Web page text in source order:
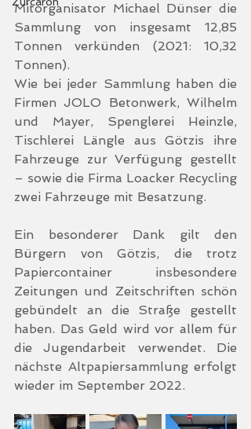
Mitorganisator Michael Dünser die
Sammlung von insgesamt 12,85
Tonnen verkünden (2021: 10,32
Tonnen).
Wie bei jeder Sammlung haben die
Firmen JOLO Betonwerk, Wilhelm
und Mayer, Spenglerei Heinzle,
Tischlerei Längle aus Götzis ihre
Fahrzeuge zur Verfügung gestellt
– sowie die Firma Loacker Recycling
zwei Fahrzeuge mit Besatzung.
Ein besonderer Dank gilt den
Bürgern von Götzis, die trotz
Papiercontainer insbesondere
Zeitungen und Zeitschriften schön
gebündelt an die Straße gestellt
haben. Das Geld wird vor allem für
die Jugendarbeit verwendet. Die
nächste Altpapiersammlung erfolgt
wieder im September 2022.